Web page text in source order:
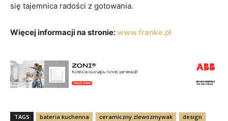
się tajemnica radości z gotowania.
Więcej informacji na stronie:www.franke.pl
TAGS bateria kuchenna ceramiczny zlewozmywak
design